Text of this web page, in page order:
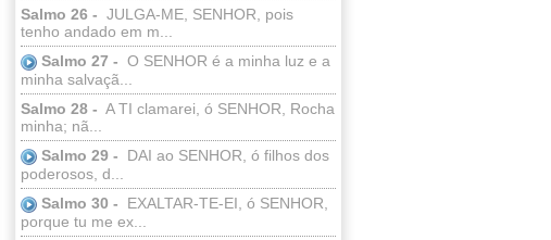
Salmo 26 - JULGA-ME, SENHOR, pois
tenho andado em m...
Salmo 27 - O SENHOR é a minha luz e a
minha salvaçã...
Salmo 28 - A TI clamarei, ó SENHOR, Rocha
minha; nã...
Salmo 29 -
DAI ao SENHOR, ó filhos dos
poderosos, d...
Salmo 30 -
EXALTAR-TE-EI, ó SENHOR,
porque tu me ex...